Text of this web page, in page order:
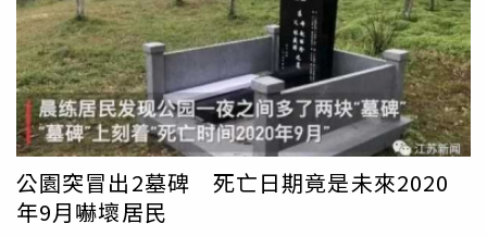
公園突冒出2墓碑 死亡日期竟是未來2020
年9月嚇壞居民